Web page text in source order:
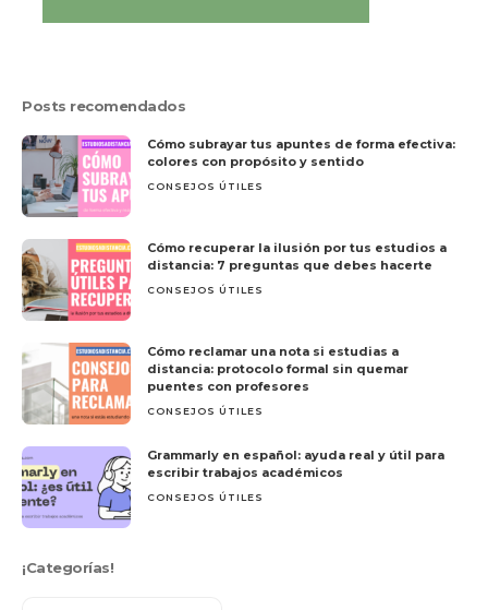
Posts recomendados
Cómo subrayar tus apuntes de forma efectiva:
colores con propósito y sentido
CONSEJOS ÚTILES
Cómo recuperar la ilusión por tus estudios a
distancia: 7 preguntas que debes hacerte
CONSEJOS ÚTILES
Cómo reclamar una nota si estudias a
distancia: protocolo formal sin quemar
puentes con profesores
CONSEJOS ÚTILES
Grammarly en español: ayuda real y útil para
escribir trabajos académicos
CONSEJOS ÚTILES
¡Categorías!